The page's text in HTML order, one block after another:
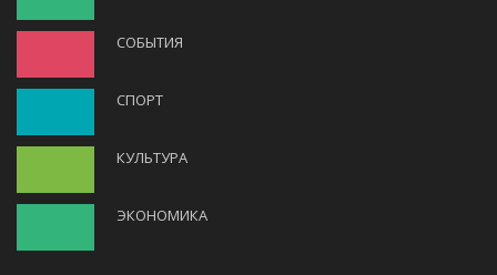
СОБЫТИЯ
СПОРТ
КУЛЬТУРА
ЭКОНОМИКА